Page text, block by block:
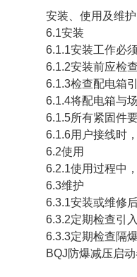
安装、使用及维
6.1安装
6.1.1安装工作必
6.1.2安装前应检
6.1.3检查配电箱
6.1.4将配电箱与
6.1.5所有紧固件
6.1.6用户接线时
6.2使用
6.2.1使用过程中
6.3维护
6.3.1安装或维修
6.3.2定期检查引
6.3.3定期检查隔
BQJ防爆减压启